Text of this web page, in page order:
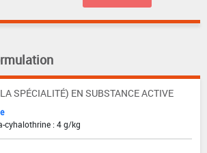
SPÉCIALITÉ) EN SUBSTANCE ACTIVE
cyhalothrine : 4 g/kg